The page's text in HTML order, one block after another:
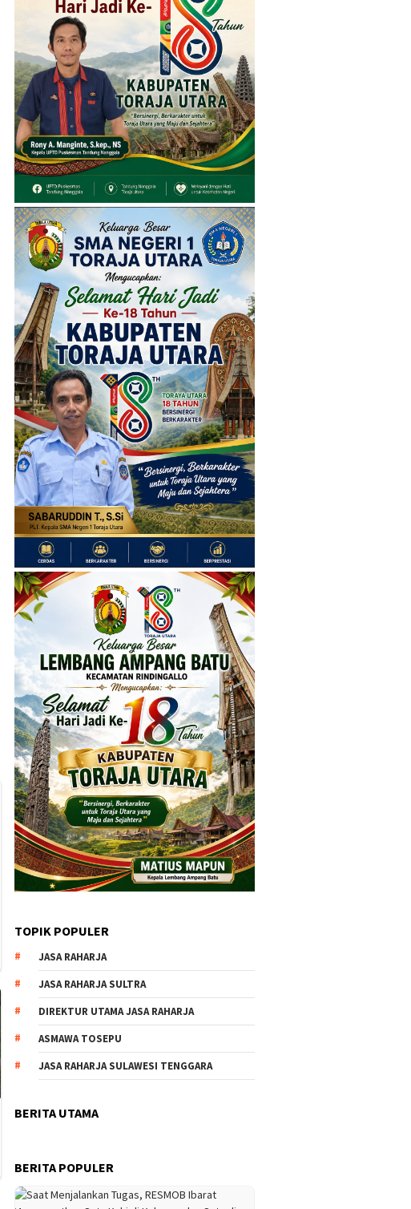
TOPIK POPULER
JASA RAHARJA
JASA RAHARJA SULTRA
DIREKTUR UTAMA JASA RAHARJA
ASMAWA TOSEPU
JASA RAHARJA SULAWESI TENGGARA
BERITA UTAMA
BERITA POPULER